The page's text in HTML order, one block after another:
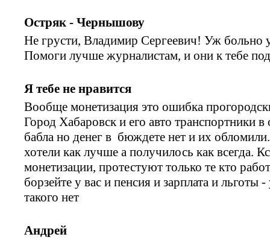
Остряк - Чернышову
Не грусти, Владимир Сергеевич! Уж больно
Помоги лучше журналистам, и они к тебе
Я тебе не нравится
Вообще монетизация это ошибка
Город Хабаровск и его авто транспортники
бабла но денег в бюждете нет и их
хотели как лучше а получилось как всегда.
монетизации, протестуют только те кто
борзейте у вас и пенсия и зарплата и
такого нет
Андрей